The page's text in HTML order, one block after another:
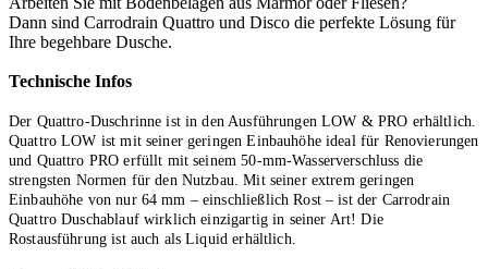
Dann sind Carrodrain Quattro und Disco die perfekte Lösung für
Ihre begehbare Dusche.
Technische Infos
Der Quattro-Duschrinne ist in den Ausführungen LOW & PRO erhältlich.
Quattro LOW ist mit seiner geringen Einbauhöhe ideal für Renovierungen
und Quattro PRO erfüllt mit seinem 50-mm-Wasserverschluss die
strengsten Normen für den Nutzbau. Mit seiner extrem geringen
Einbauhöhe von nur 64 mm – einschließlich Rost – ist der Carrodrain
Quattro Duschablauf wirklich einzigartig in seiner Art! Die
Rostausführung ist auch als Liquid erhältlich.